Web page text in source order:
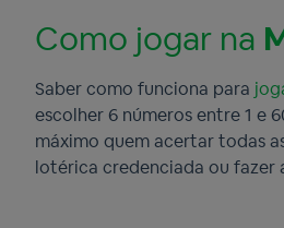
Como jogar na
Saber como funciona para
escolher 6 números entre 1 e
máximo quem acertar todas
lotérica credenciada ou fazer